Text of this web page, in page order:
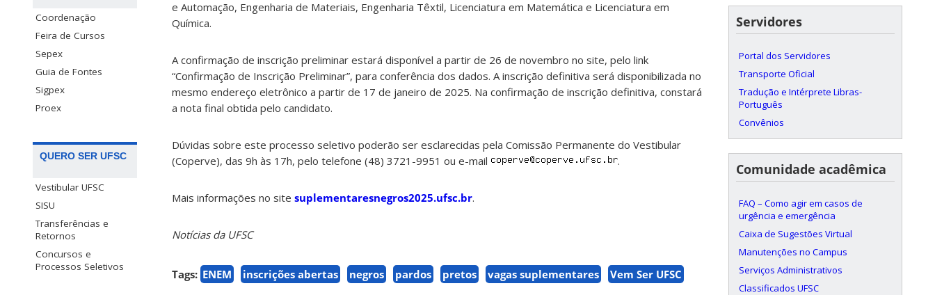
Coordenação
Feira de Cursos
Sepex
Guia de Fontes
Sigpex
Proex
QUERO SER UFSC
Vestibular UFSC
SISU
Transferências e
Retornos
Concursos e
Processos Seletivos
e Automação, Engenharia de Materiais, Engenharia Têxtil, Licenciatura em Matemática e Licenciatura em
Química.
A confirmação de inscrição preliminar estará disponível a partir de 26 de novembro no site, pelo link
“Confirmação de Inscrição Preliminar”, para conferência dos dados. A inscrição definitiva será disponibilizada no
mesmo endereço eletrônico a partir de 17 de janeiro de 2025. Na confirmação de inscrição definitiva, constará
a nota final obtida pelo candidato.
Dúvidas sobre este processo seletivo poderão ser esclarecidas pela Comissão Permanente do Vestibular
(Coperve), das 9h às 17h, pelo telefone (48) 3721-9951 ou e-mail
.
Mais informações no site suplementaresnegros2025.ufsc.br.
Notícias da UFSC
Tags: ENEM inscrições abertas negros pardos pretos vagas suplementares Vem Ser UFSC
Servidores
Portal dos Servidores
Transporte Oficial
Tradução e Intérprete Libras-
Português
Convênios
Comunidade acadêmica
FAQ – Como agir em casos de
urgência e emergência
Caixa de Sugestões Virtual
Manutenções no Campus
Serviços Administrativos
Classificados UFSC